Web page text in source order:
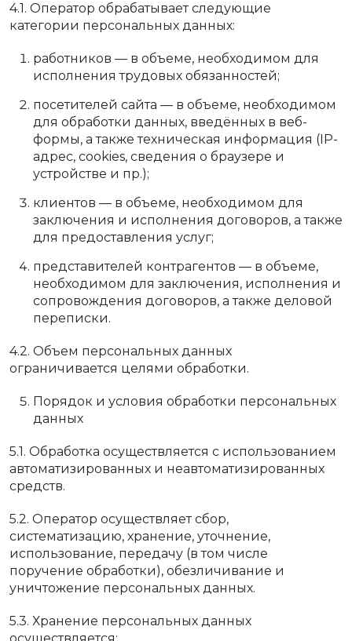
4.1. Оператор обрабатывает следующие
категории персональных данных:
работников — в объеме, необходимом для
исполнения трудовых обязанностей;
посетителей сайта — в объеме, необходимом
для обработки данных, введённых в веб-
формы, а также техническая информация (IP-
адрес, cookies, сведения о браузере и
устройстве и пр.);
клиентов — в объеме, необходимом для
заключения и исполнения договоров, а также
для предоставления услуг;
представителей контрагентов — в объеме,
необходимом для заключения, исполнения и
сопровождения договоров, а также деловой
переписки.
4.2. Объем персональных данных
ограничивается целями обработки.
Порядок и условия обработки персональных
данных
5.1. Обработка осуществляется с использованием
автоматизированных и неавтоматизированных
средств.
5.2. Оператор осуществляет сбор,
систематизацию, хранение, уточнение,
использование, передачу (в том числе
поручение обработки), обезличивание и
уничтожение персональных данных.
5.3. Хранение персональных данных